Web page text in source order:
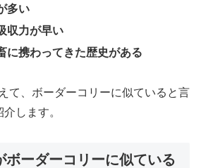
多い
収力が早い
に携わってきた歴史がある
て、ボーダーコリーに似ていると言
します。
ボーダーコリーに似ている